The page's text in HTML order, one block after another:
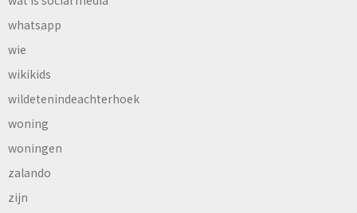
whatsapp
wie
wikikids
wildetenindeachterhoek
woning
woningen
zalando
zijn